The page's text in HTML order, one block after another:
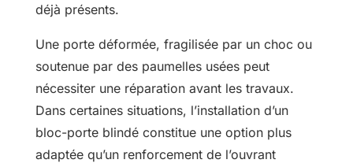
déjà présents.
Une porte déformée, fragilisée par un choc ou
soutenue par des paumelles usées peut
nécessiter une réparation avant les travaux.
Dans certaines situations, l’installation d’un
bloc-porte blindé constitue une option plus
adaptée qu’un renforcement de l’ouvrant